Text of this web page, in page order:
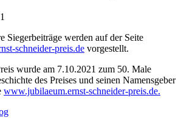
Siegerbeiträge werden auf der Seite
schneider-preis.de vorgestellt.
wurde am 7.10.2021 zum 50. Male
des Preises und seinen Namensgeber
www.jubilaeum.ernst-schneider-preis.de.